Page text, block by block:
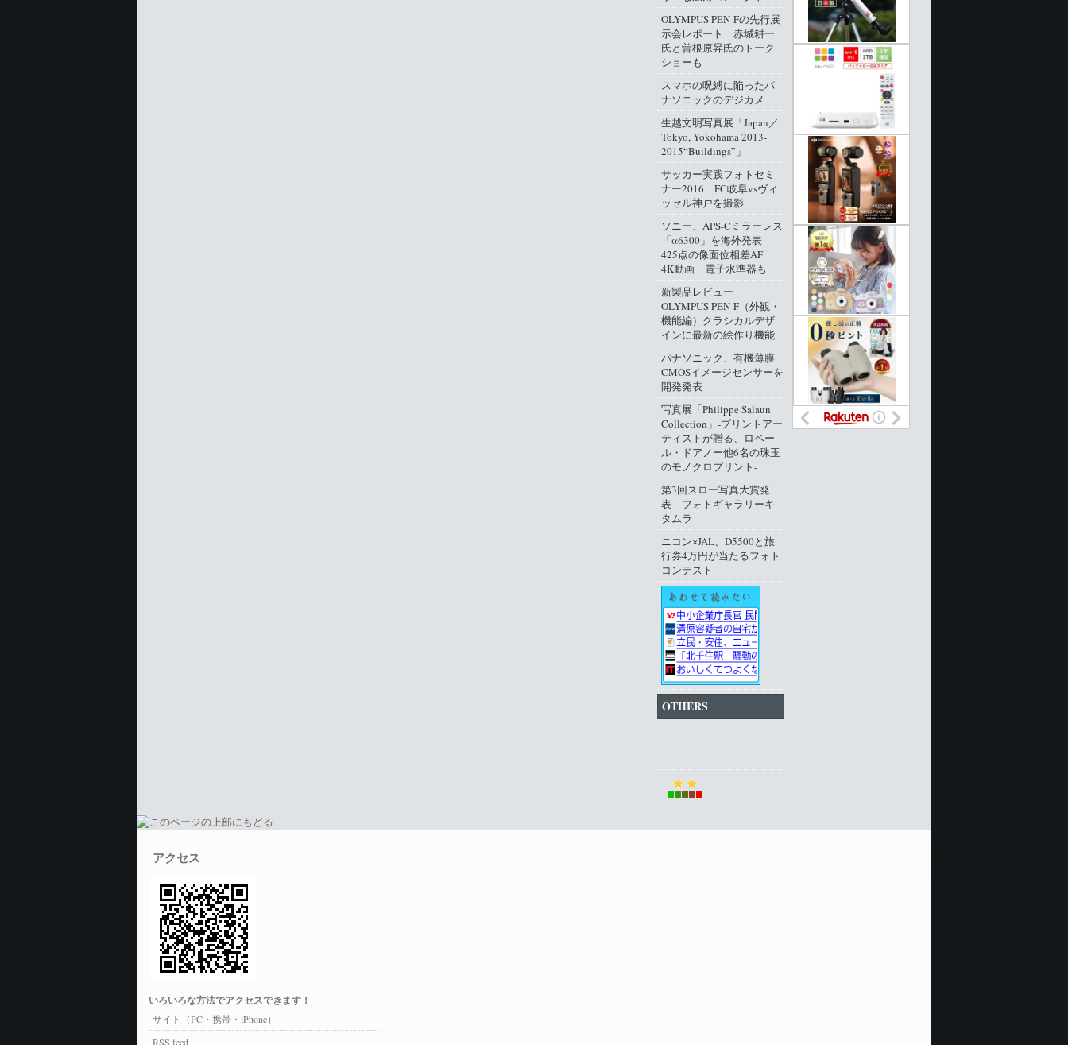
OLYMPUS PEN-Fの先行展
示会レポート 赤城耕一
氏と曽根原昇氏のトーク
ショーも
スマホの呪縛に陥ったパ
ナソニックのデジカメ
生越文明写真展「Japan／
Tokyo, Yokohama 2013-
2015“Buildings”」
サッカー実践フォトセミ
ナー2016 FC岐阜vsヴィ
ッセル神戸を撮影
ソニー、APS-Cミラーレス
「α6300」を海外発表
425点の像面位相差AF
4K動画 電子水準器も
新製品レビュー
OLYMPUS PEN-F（外観・
機能編）クラシカルデザ
インに最新の絵作り機能
パナソニック、有機薄膜
CMOSイメージセンサーを
開発発表
写真展「Philippe Salaun
Collection」‐プリントアー
ティストが贈る、ロベー
ル・ドアノー他6名の珠玉
のモノクロプリント‐
第3回スロー写真大賞発
表 フォトギャラリーキ
タムラ
ニコン×JAL、D5500と旅
行券4万円が当たるフォト
コンテスト
OTHERS
アクセス
いろいろな方法でアクセスできます！
サイト（PC・携帯・iPhone）
RSS feed